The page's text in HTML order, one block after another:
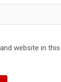
website in